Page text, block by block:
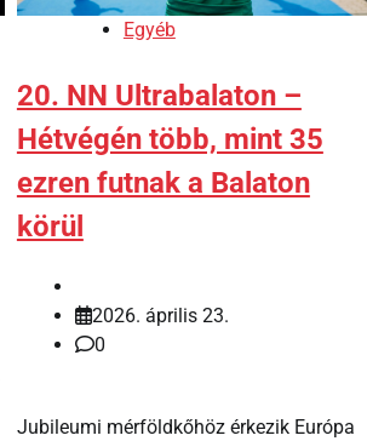
Egyéb
20. NN Ultrabalaton –
Hétvégén több, mint 35
ezren futnak a Balaton
körül
2026. április 23.
0
Jubileumi mérföldkőhöz érkezik Európa